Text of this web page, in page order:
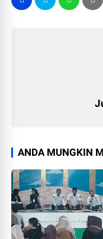
ANDA MUNGKIN